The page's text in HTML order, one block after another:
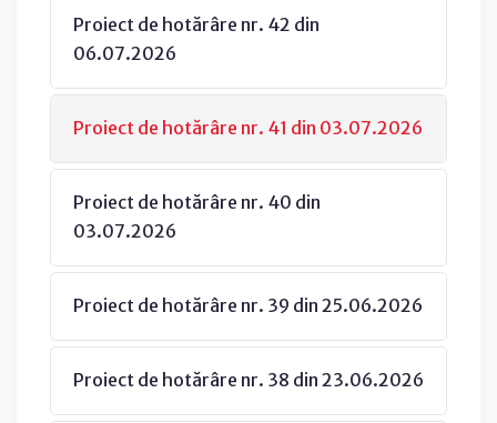
Proiect de hotărâre nr. 42 din
06.07.2026
Proiect de hotărâre nr. 41 din 03.07.2026
Proiect de hotărâre nr. 40 din
03.07.2026
Proiect de hotărâre nr. 39 din 25.06.2026
Proiect de hotărâre nr. 38 din 23.06.2026